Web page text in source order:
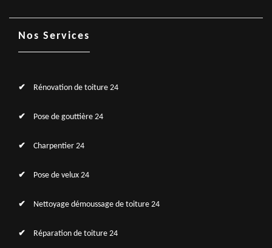
Nos Services
Rénovation de toiture 24
Pose de gouttière 24
Charpentier 24
Pose de velux 24
Nettoyage démoussage de toiture 24
Réparation de toiture 24